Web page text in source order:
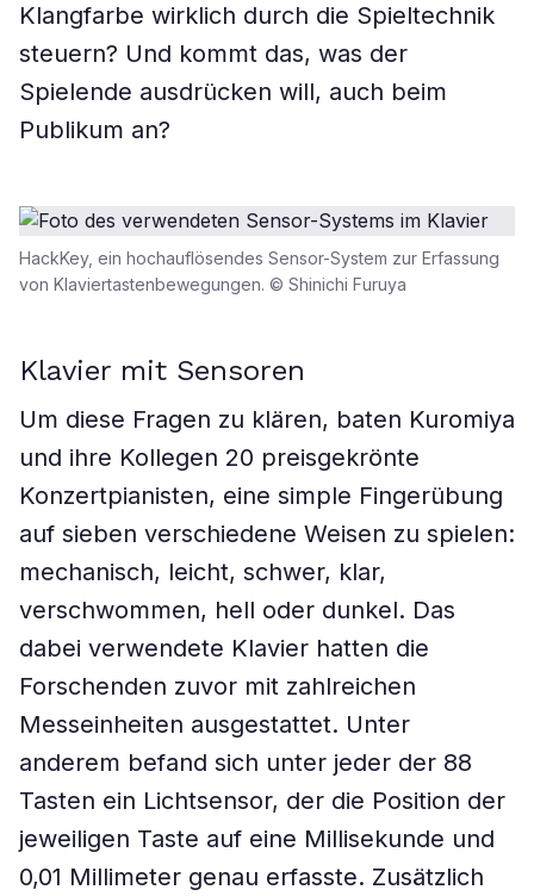
Klangfarbe wirklich durch die Spieltechnik
steuern? Und kommt das, was der
Spielende ausdrücken will, auch beim
Publikum an?
HackKey, ein hochauflösendes Sensor-System zur Erfassung
von Klaviertastenbewegungen. © Shinichi Furuya
Klavier mit Sensoren
Um diese Fragen zu klären, baten Kuromiya
und ihre Kollegen 20 preisgekrönte
Konzertpianisten, eine simple Fingerübung
auf sieben verschiedene Weisen zu spielen:
mechanisch, leicht, schwer, klar,
verschwommen, hell oder dunkel. Das
dabei verwendete Klavier hatten die
Forschenden zuvor mit zahlreichen
Messeinheiten ausgestattet. Unter
anderem befand sich unter jeder der 88
Tasten ein Lichtsensor, der die Position der
jeweiligen Taste auf eine Millisekunde und
0,01 Millimeter genau erfasste. Zusätzlich